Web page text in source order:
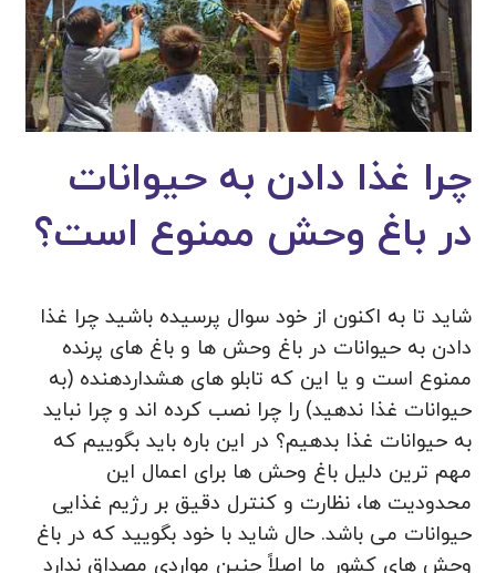
چرا غذا دادن به حیوانات
در باغ وحش ممنوع است؟
شاید تا به اکنون از خود سوال پرسیده باشید چرا غذا
دادن به حیوانات در باغ وحش ها و باغ های پرنده
ممنوع است و یا این که تابلو های هشداردهنده (به
حیوانات غذا ندهید) را چرا نصب کرده اند و چرا نباید
به حیوانات غذا بدهیم؟ در این باره باید بگوییم که
مهم‌ ترین دلیل باغ‌ وحش‌ ها برای اعمال این
محدودیت‌ ها، نظارت و کنترل دقیق بر رژیم‌ غذایی
حیوانات می باشد. حال شاید با خود بگویید که در باغ‌
وحش‌ های کشور ما اصلاً چنین مواردی مصداق ندارد